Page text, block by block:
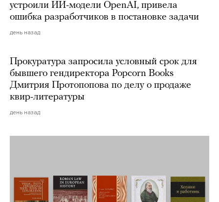
устроили ИИ-модели OpenAI, привела
ошибка разработчиков в постановке задачи
день назад
Прокуратура запросила условный срок для
бывшего гендиректора Popcorn Books
Дмитрия Протопопова по делу о продаже
квир-литературы
день назад